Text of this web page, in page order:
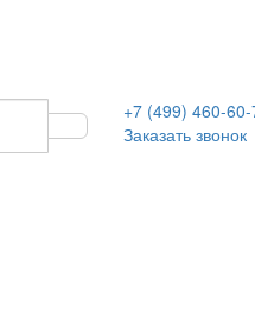
+7 (499) 460-60-
Заказать звонок